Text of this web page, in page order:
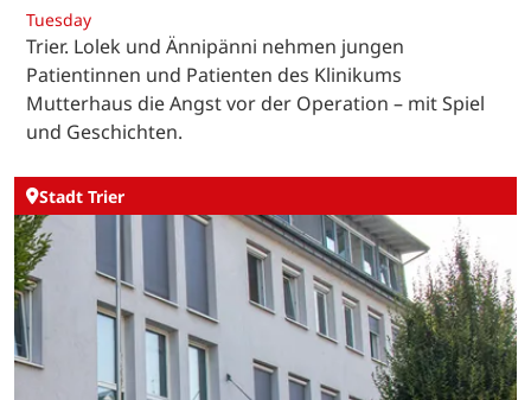
Tuesday
Trier. Lolek und Ännipänni nehmen jungen
Patientinnen und Patienten des Klinikums
Mutterhaus die Angst vor der Operation – mit Spiel
und Geschichten.
Stadt Trier